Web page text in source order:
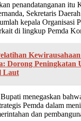
penandatanganan itu
Sekretaris
kepala Organisasi
di lingkup Pemda
Dorong Peningkatan
Laut
menegaskan
Pemda dalam
dan